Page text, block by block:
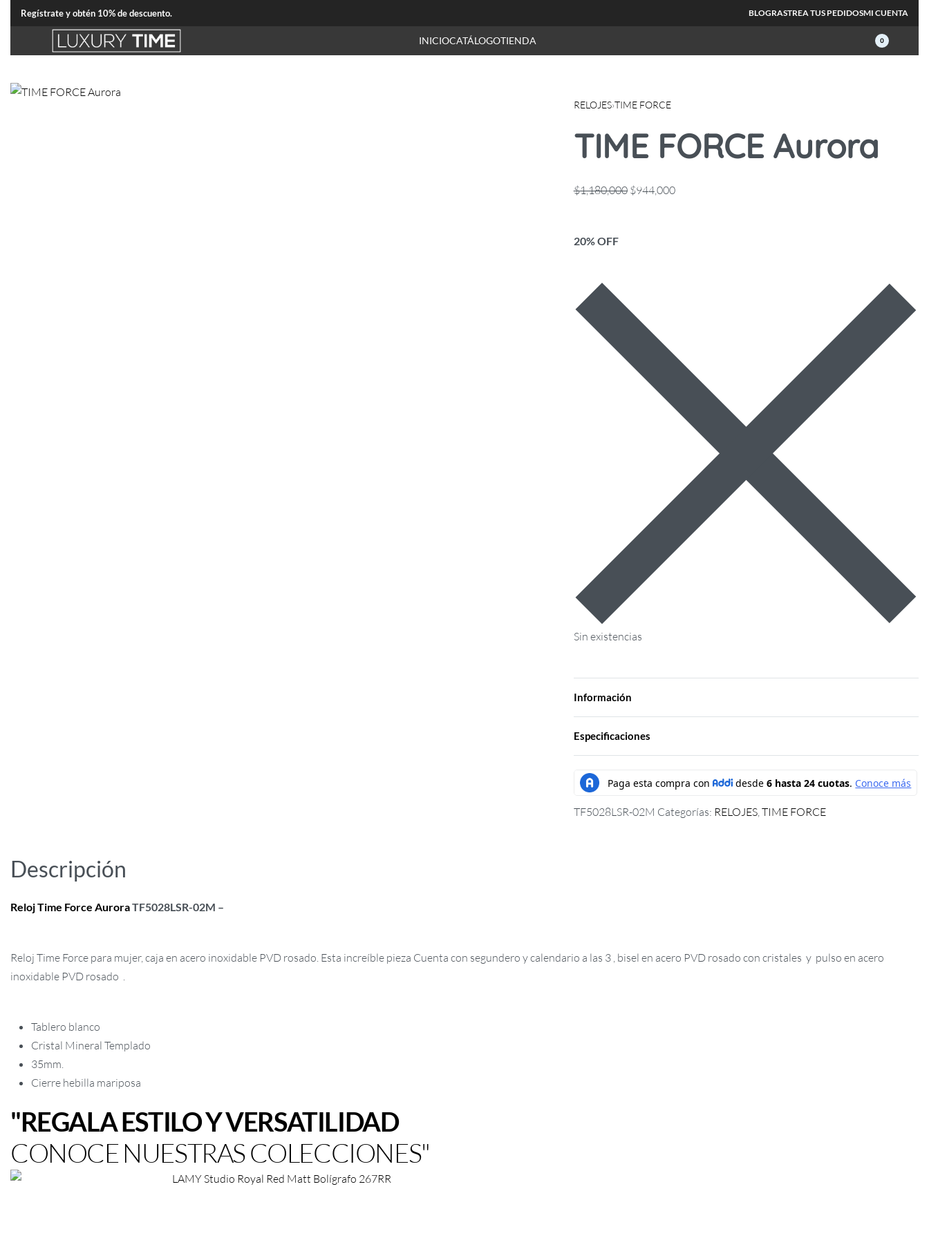
Regístrate y obtén 10% de descuento. BLOGRASTREA TUS PEDIDOSMI CUENTA
INICIOCATÁLOGOTIENDA 0
RELOJES›TIME FORCE
TIME FORCE Aurora
$1,180,000 $944,000
20% OFF
Sin existencias
Información
Especificaciones
TF5028LSR-02M Categorías: RELOJES,TIME FORCE
Descripción
RelojTime Force AuroraTF5028LSR-02M –
Reloj Time Force para mujer, caja en acero inoxidable PVD rosado. Esta increíble pieza Cuenta con segundero y calendario a las 3 , bisel en acero PVD rosado con cristales y pulso en acero
inoxidable PVD rosado .
Tablero blanco
Cristal Mineral Templado
35mm.
Cierre hebilla mariposa
"REGALA ESTILO Y VERSATILIDAD
CONOCE NUESTRAS COLECCIONES"